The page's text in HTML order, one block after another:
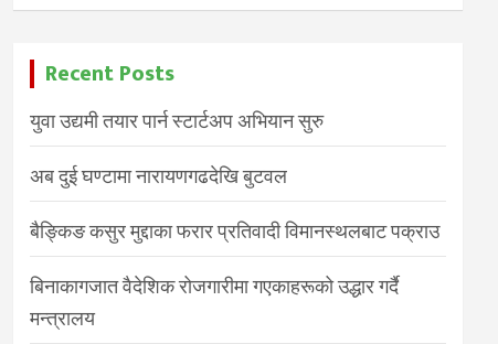
Recent Posts
युवा उद्यमी तयार पार्न स्टार्टअप अभियान सुरु
अब दुई घण्टामा नारायणगढदेखि बुटवल
बैङ्किङ कसुर मुद्दाका फरार प्रतिवादी विमानस्थलबाट पक्राउ
बिनाकागजात वैदेशिक रोजगारीमा गएकाहरूको उद्धार गर्दै
मन्त्रालय